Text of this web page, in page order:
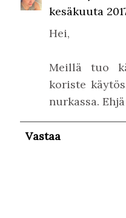
kesäkuuta
Hei,
Meillä tuo
koriste
nurkassa.
Vastaa